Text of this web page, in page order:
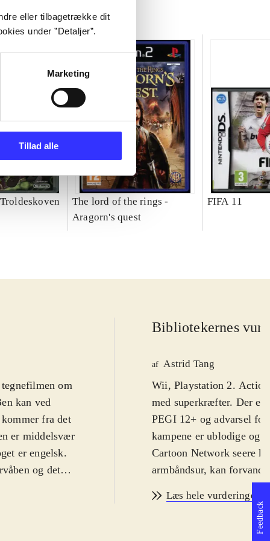
eller tilbagetrække dit
under ”Detaljer”.
Marketing
Tillad alle
The lord of the rings -
Aragorn's quest
FIFA 11
om
kan ved
fra det
er middelsvær
er engelsk.
og det
Bibliotekernes
af Astrid Tang
Wii, Playstation 2.
med superkræfter. Der er
PEGI 12+ og advarsel
kampene er ublodige og
Cartoon Network seere
armbåndsur, kan
kampen op mod
eller et af hans
rumvæsner. En anden
Læs hele vurderingen
Feedback